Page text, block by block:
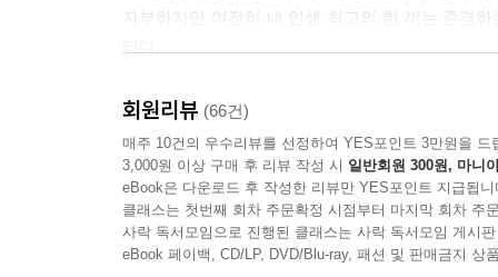
자부하지만 여전히 내 인생 최고의 한 끼는 존경
밥상에서 사라져가는, 사뭇 진귀하기까지 한 반찬
김수미 선생님의 따뜻한 노력이 새삼 감사할 따름
- 최현석 (셰프)
[수미네 반찬]은 지난 40년 동안 오직 중식 전문
차려낸 음식들은 요리인의 시각을 한껏 넓혀줄 만
회원리뷰 (66건)
매주 10건의 우수리뷰를 선정하여 YES포인트 3만원을 드
3,000원 이상 구매 후 리뷰 작성 시 일반회원 300원, 마니
eBook은 다운로드 후 작성한 리뷰만 YES포인트 지급됩니
클래스는 첫번째 회차 주문확정 시점부터 마지막 회차 주
사락 독서모임으로 진행된 클래스는 사락 독서모임 게시
eBook 페이백, CD/LP, DVD/Blu-ray, 패션 및 판매금지 상